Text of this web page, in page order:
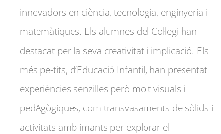
innovadors en ciència, tecnologia, enginyeria i
matemàtiques. Els alumnes del Col·legi han
destacat per la seva creativitat i implicació. Els
més pe-tits, d’Educació Infantil, han presentat
experiències senzilles però molt visuals i
pedAgògiques, com transvasaments de sòlids i
activitats amb imants per explorar el